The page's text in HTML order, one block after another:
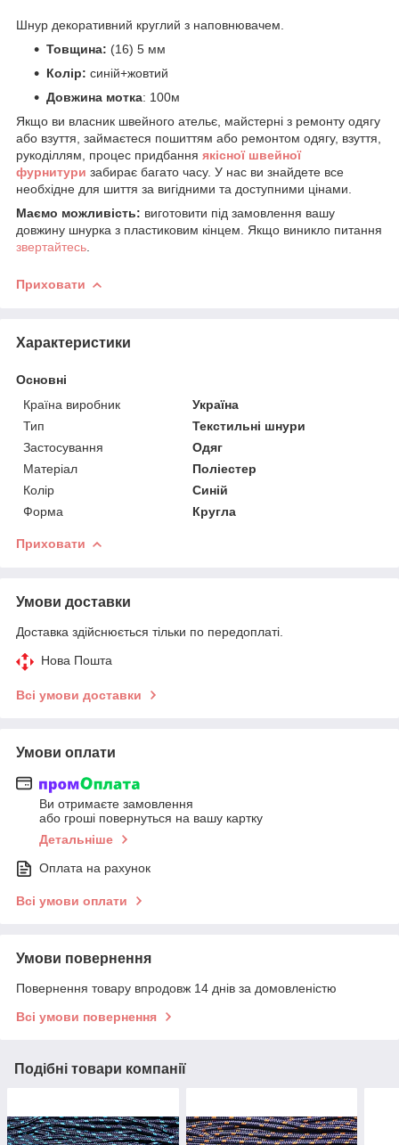
Шнур декоративний круглий з наповнювачем.
Товщина: (16) 5 мм
Колір: синій+жовтий
Довжина мотка: 100м
Якщо ви власник швейного ательє, майстерні з ремонту одягу
або взуття, займаєтеся пошиттям або ремонтом одягу, взуття,
рукоділлям, процес придбання якісної швейної
фурнитури забирає багато часу. У нас ви знайдете все
необхідне для шиття за вигідними та доступними цінами.
Маємо можливість: виготовити під замовлення вашу
довжину шнурка з пластиковим кінцем. Якщо виникло питання
звертайтесь
Приховати
Характеристики
Основні
Країна виробник
Україна
Тип
Текстильні шнури
Застосування
Одяг
Матеріал
Поліестер
Колір
Синій
Форма
Кругла
Приховати
Умови доставки
Доставка здійснюється тільки по передоплаті.
Нова Пошта
Всі умови доставки
Умови оплати
Ви отримаєте замовлення
або гроші повернуться на вашу картку
Детальніше
Оплата на рахунок
Всі умови оплати
Умови повернення
Повернення товару впродовж 14 днів за домовленістю
Всі умови повернення
Подібні товари компанії